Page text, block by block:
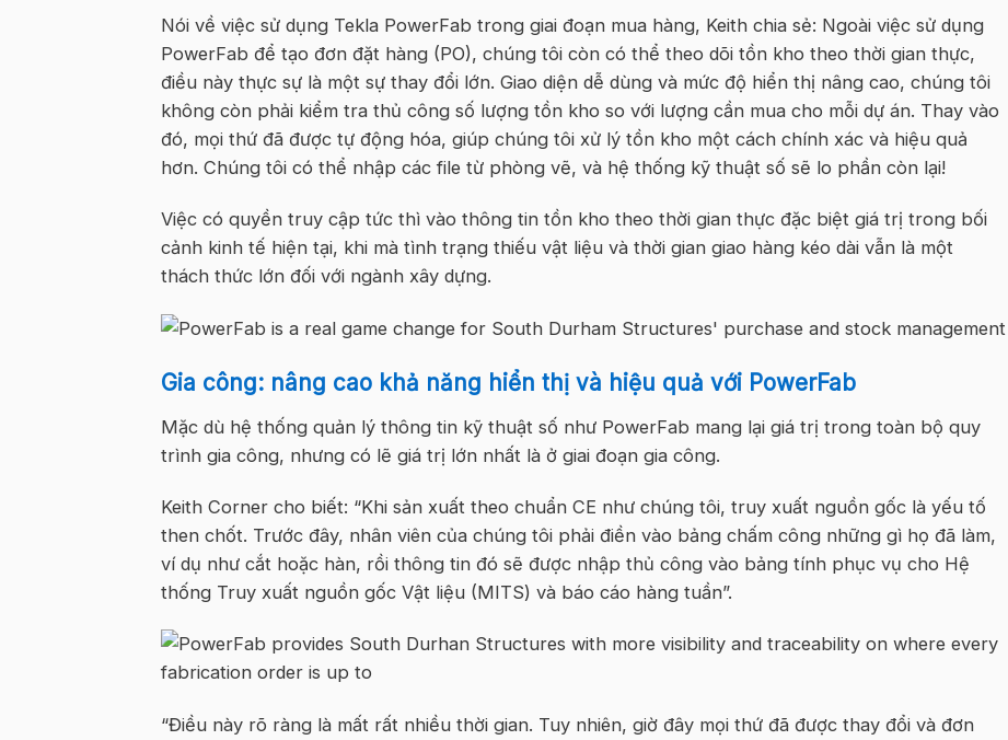
Nói về việc sử dụng Tekla PowerFab trong giai đoạn mua hàng, Keith chia sẻ: Ngoài việc sử dụng
PowerFab để tạo đơn đặt hàng (PO), chúng tôi còn có thể theo dõi tồn kho theo thời gian thực,
điều này thực sự là một sự thay đổi lớn. Giao diện dễ dùng và mức độ hiển thị nâng cao, chúng tôi
không còn phải kiểm tra thủ công số lượng tồn kho so với lượng cần mua cho mỗi dự án. Thay vào
đó, mọi thứ đã được tự động hóa, giúp chúng tôi xử lý tồn kho một cách chính xác và hiệu quả
hơn. Chúng tôi có thể nhập các file từ phòng vẽ, và hệ thống kỹ thuật số sẽ lo phần còn lại!
Việc có quyền truy cập tức thì vào thông tin tồn kho theo thời gian thực đặc biệt giá trị trong bối
cảnh kinh tế hiện tại, khi mà tình trạng thiếu vật liệu và thời gian giao hàng kéo dài vẫn là một
thách thức lớn đối với ngành xây dựng.
Gia công: nâng cao khả năng hiển thị và hiệu quả với PowerFab
Mặc dù hệ thống quản lý thông tin kỹ thuật số như PowerFab mang lại giá trị trong toàn bộ quy
trình gia công, nhưng có lẽ giá trị lớn nhất là ở giai đoạn gia công.
Keith Corner cho biết: “Khi sản xuất theo chuẩn CE như chúng tôi, truy xuất nguồn gốc là yếu tố
then chốt. Trước đây, nhân viên của chúng tôi phải điền vào bảng chấm công những gì họ đã làm,
ví dụ như cắt hoặc hàn, rồi thông tin đó sẽ được nhập thủ công vào bảng tính phục vụ cho Hệ
thống Truy xuất nguồn gốc Vật liệu (MITS) và báo cáo hàng tuần”.
“Điều này rõ ràng là mất rất nhiều thời gian. Tuy nhiên, giờ đây mọi thứ đã được thay đổi và đơn